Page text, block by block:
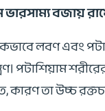
বজায়
লবণ এবং
পটাশিয়াম
কারণ তা উচ্চ